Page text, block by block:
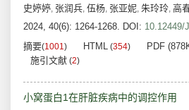
史婷婷, 张润兵, 伍杨, 张亚妮, 朱玲玲, 高
2024, 40(6): 1264-1268. DOI: 10.12449/
摘要(1001) HTML (354) PDF
施引文献 (2)
小窝蛋白1在肝脏疾病中的调控作用